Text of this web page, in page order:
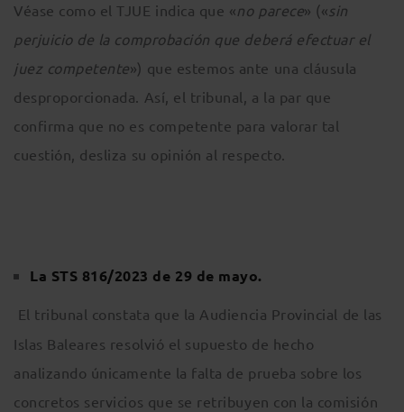
Véase como el TJUE indica que «no parece» («sin
perjuicio de la comprobación que deberá efectuar el
juez competente») que estemos ante una cláusula
desproporcionada. Así, el tribunal, a la par que
confirma que no es competente para valorar tal
cuestión, desliza su opinión al respecto.
La STS 816/2023 de 29 de mayo.
El tribunal constata que la Audiencia Provincial de las
Islas Baleares resolvió el supuesto de hecho
analizando únicamente la falta de prueba sobre los
concretos servicios que se retribuyen con la comisión